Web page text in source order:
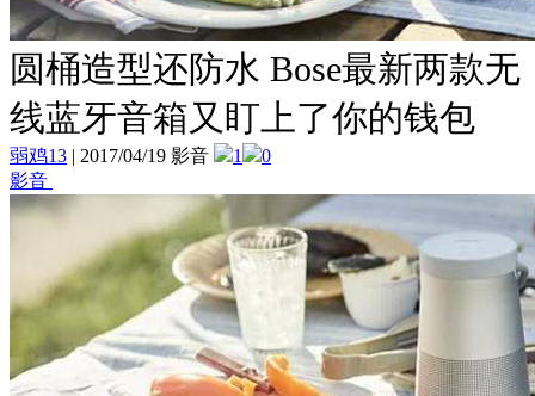
圆桶造型还防水 Bose最新两款无
线蓝牙音箱又盯上了你的钱包
弱鸡13 | 2017/04/19 影音 1
0
影音